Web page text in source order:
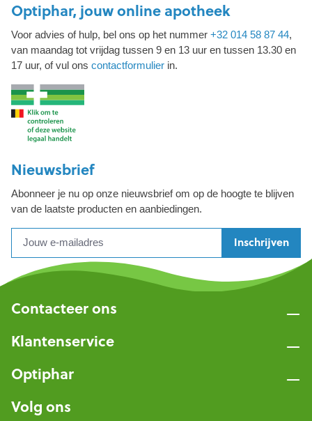
Optiphar, jouw online apotheek
Voor advies of hulp, bel ons op het nummer +32 014 58 87 44,
van maandag tot vrijdag tussen 9 en 13 uur en tussen 13.30 en
17 uur, of vul ons contactformulier in.
Nieuwsbrief
Abonneer je nu op onze nieuwsbrief om op de hoogte te blijven
van de laatste producten en aanbiedingen.
Inschrijven
Contacteer ons
Klantenservice
Optiphar
Volg ons